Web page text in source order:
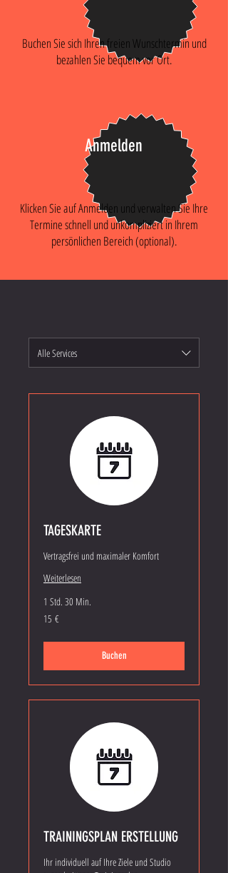
Buchen Sie sich Ihren freien Wunschtermin und
bezahlen Sie bequem vor Ort.
Anmelden
Klicken Sie auf Anmelden und verwalten Sie Ihre
Termine schnell und unkompliziert in Ihrem
persönlichen Bereich (optional).
Alle Services
TAGESKARTE
Vertragsfrei und maximaler Komfort
Weiterlesen
1 Std. 30 Min.
15
Euro
15 €
Buchen
TRAININGSPLAN ERSTELLUNG
Ihr individuell auf Ihre Ziele und Studio